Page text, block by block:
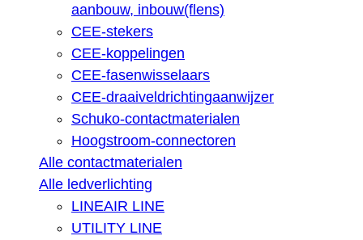
aanbouw, inbouw(flens)
CEE-stekers
CEE-koppelingen
CEE-fasenwisselaars
CEE-draaiveldrichtingaanwijzer
Schuko-contactmaterialen
Hoogstroom-connectoren
Alle contactmaterialen
Alle ledverlichting
LINEAIR LINE
UTILITY LINE